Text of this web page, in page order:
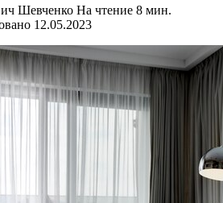
Шевченко На чтение 8 мин.
12.05.2023